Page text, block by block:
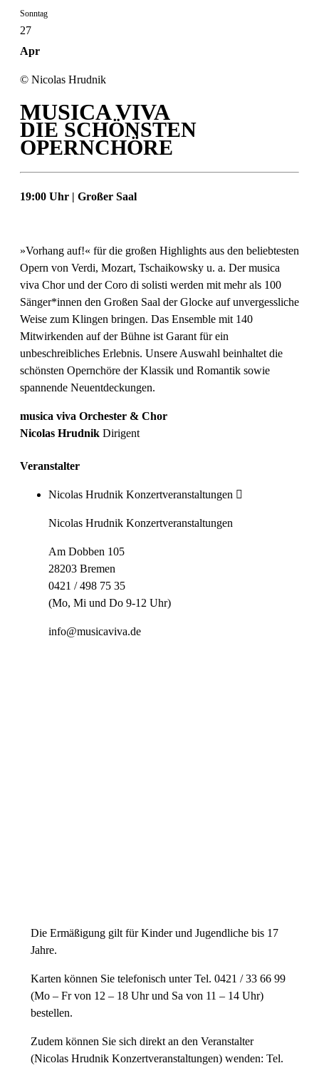
Sonntag
27
Apr
© Nicolas Hrudnik
MUSICA VIVA
DIE SCHÖNSTEN
OPERNCHÖRE
19:00 Uhr | Großer Saal
»Vorhang auf!« für die großen Highlights aus den beliebtesten
Opern von Verdi, Mozart, Tschaikowsky u. a. Der musica
viva Chor und der Coro di solisti werden mit mehr als 100
Sänger*innen den Großen Saal der Glocke auf unvergessliche
Weise zum Klingen bringen. Das Ensemble mit 140
Mitwirkenden auf der Bühne ist Garant für ein
unbeschreibliches Erlebnis. Unsere Auswahl beinhaltet die
schönsten Opernchöre der Klassik und Romantik sowie
spannende Neuentdeckungen.
musica viva Orchester & Chor
Nicolas Hrudnik Dirigent
Veranstalter
Nicolas Hrudnik Konzertveranstaltungen
Nicolas Hrudnik Konzertveranstaltungen
Am Dobben 105
28203 Bremen
0421 / 498 75 35
(Mo, Mi und Do 9-12 Uhr)
info@musicaviva.de
Die Ermäßigung gilt für Kinder und Jugendliche bis 17
Jahre.
Karten können Sie telefonisch unter Tel. 0421 / 33 66 99
(Mo – Fr von 12 – 18 Uhr und Sa von 11 – 14 Uhr)
bestellen.
Zudem können Sie sich direkt an den Veranstalter
(Nicolas Hrudnik Konzertveranstaltungen) wenden: Tel.